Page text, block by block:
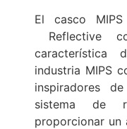
El casco
Reflective
característica
industria MIPS
inspiradores
sistema de
proporcionar un